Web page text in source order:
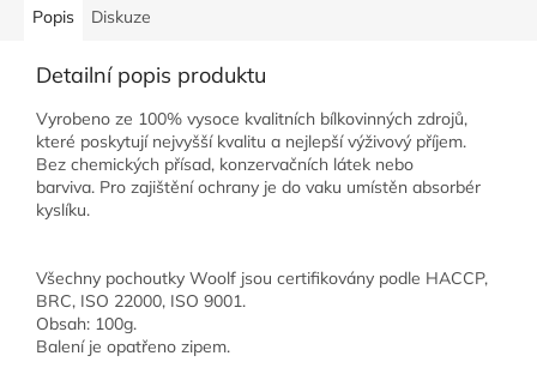
Popis Diskuze
Detailní popis produktu
Vyrobeno ze 100% vysoce kvalitních bílkovinných zdrojů,
které poskytují nejvyšší kvalitu a nejlepší výživový příjem.
Bez chemických přísad, konzervačních látek nebo
barviva. Pro zajištění ochrany je do vaku umístěn absorbér
kyslíku.
Všechny pochoutky Woolf jsou certifikovány podle HACCP,
BRC, ISO 22000, ISO 9001.
Obsah: 100g.
Balení je opatřeno zipem.